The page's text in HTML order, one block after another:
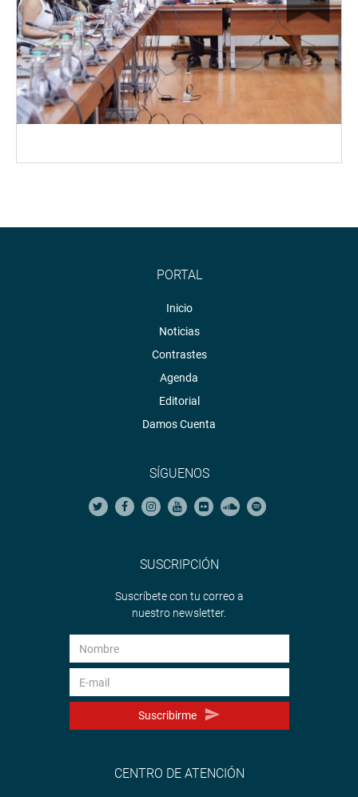
PORTAL
Inicio
Noticias
Contrastes
Agenda
Editorial
Damos Cuenta
SÍGUENOS
SUSCRIPCIÓN
Suscríbete con tu correo a
nuestro newsletter.
Suscribirme
CENTRO DE ATENCIÓN